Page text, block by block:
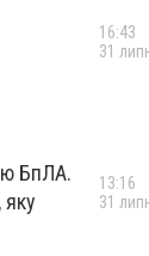
БпЛА.
яку
16:43
31
13:16
31